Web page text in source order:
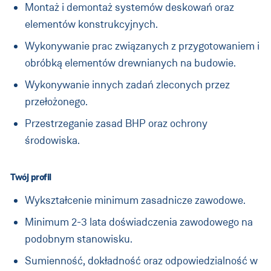
Montaż i demontaż systemów deskowań oraz
elementów konstrukcyjnych.
Wykonywanie prac związanych z przygotowaniem i
obróbką elementów drewnianych na budowie.
Wykonywanie innych zadań zleconych przez
przełożonego.
Przestrzeganie zasad BHP oraz ochrony
środowiska.
Twój profil
Wykształcenie minimum zasadnicze zawodowe.
Minimum 2-3 lata doświadczenia zawodowego na
podobnym stanowisku.
Sumienność, dokładność oraz odpowiedzialność w